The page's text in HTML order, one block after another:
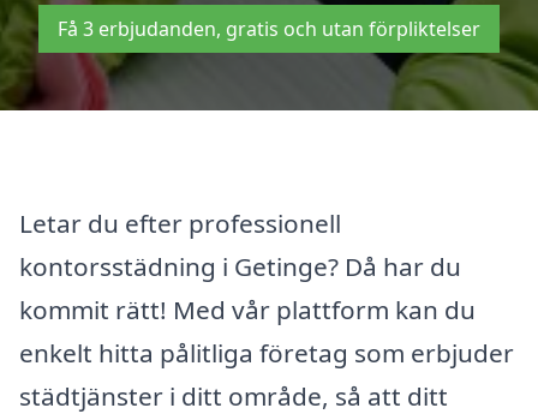
Få 3 erbjudanden, gratis och utan förpliktelser
Letar du efter professionell
kontorsstädning i Getinge? Då har du
kommit rätt! Med vår plattform kan du
enkelt hitta pålitliga företag som erbjuder
städtjänster i ditt område, så att ditt